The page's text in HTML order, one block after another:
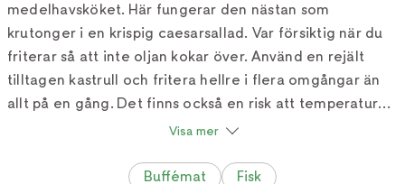
medelhavsköket. Här fungerar den nästan som
krutonger i en krispig caesarsallad. Var försiktig när du
friterar så att inte oljan kokar över. Använd en rejält
tilltagen kastrull och fritera hellre i flera omgångar än
allt på en gång. Det finns också en risk att temperaturen
sjunker för mycket om man lägger i för mycket i grytan
temperatur, så att ströbrödet blir frasigt och gyllenbrunt
Visa mer
Buffémat Fisk